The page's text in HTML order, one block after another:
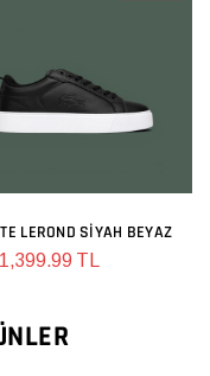
LEROND SIYAH BEYAZ
1,399.99 TL